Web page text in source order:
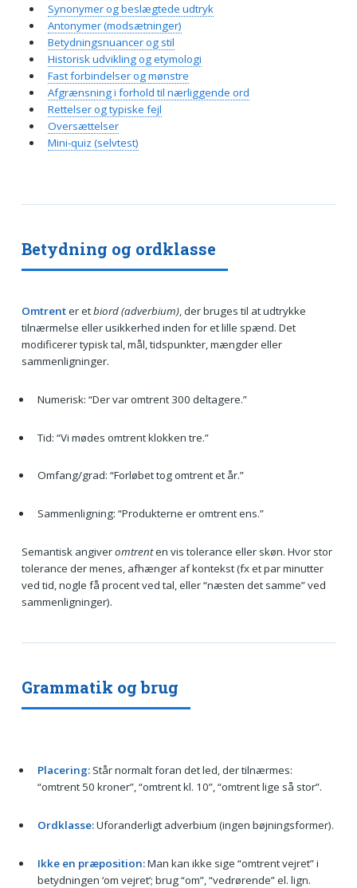
Betydning og ordklasse
Omtrenter etbiord (adverbium), der bruges til at udtrykke
tilnærmelse eller usikkerhed inden for et lille spænd. Det
modificerer typisk tal, mål, tidspunkter, mængder eller
sammenligninger.
Numerisk: “Der var omtrent 300 deltagere.”
Tid: “Vi mødes omtrent klokken tre.”
Omfang/grad: “Forløbet tog omtrent et år.”
Sammenligning: “Produkterne er omtrent ens.”
Semantisk angiveromtrenten vis tolerance eller skøn. Hvor stor
tolerance der menes, afhænger af kontekst (fx et par minutter
ved tid, nogle få procent ved tal, eller “næsten det samme” ved
sammenligninger).
Grammatik og brug
Placering:Står normalt foran det led, der tilnærmes:
“omtrent 50 kroner”, “omtrent kl. 10”, “omtrent lige så stor”.
Ordklasse:Uforanderligt adverbium (ingen bøjningsformer).
Ikke en præposition:Man kan ikke sige “omtrent vejret” i
betydningen ‘om vejret’; brug “om”, “vedrørende” el. lign.
Synonymer og beslægtede udtryk
Antonymer (modsætninger)
Betydningsnuancer og stil
Historisk udvikling og etymologi
Fast forbindelser og mønstre
Afgrænsning i forhold til nærliggende ord
Rettelser og typiske fejl
Oversættelser
Mini-quiz (selvtest)